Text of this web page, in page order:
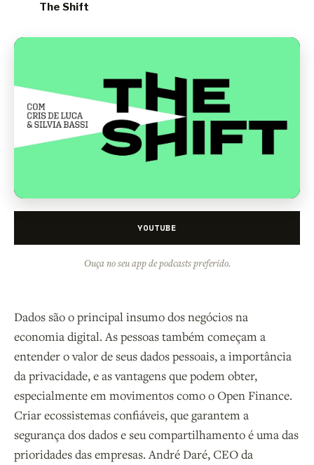
The Shift
YOUTUBE
Ouça no seu app de podcasts preferido.
Dados são o principal insumo dos negócios na
economia digital. As pessoas também começam a
entender o valor de seus dados pessoais, a importância
da privacidade, e as vantagens que podem obter,
especialmente em movimentos como o Open Finance.
Criar ecossistemas confiáveis, que garantem a
segurança dos dados e seu compartilhamento é uma das
prioridades das empresas. André Daré, CEO da